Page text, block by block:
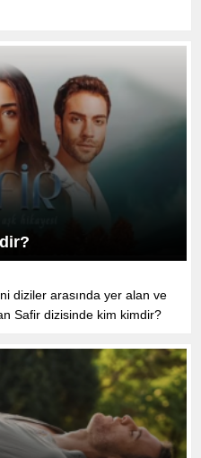
diziler arasında yer alan ve
Safir dizisinde kim kimdir?